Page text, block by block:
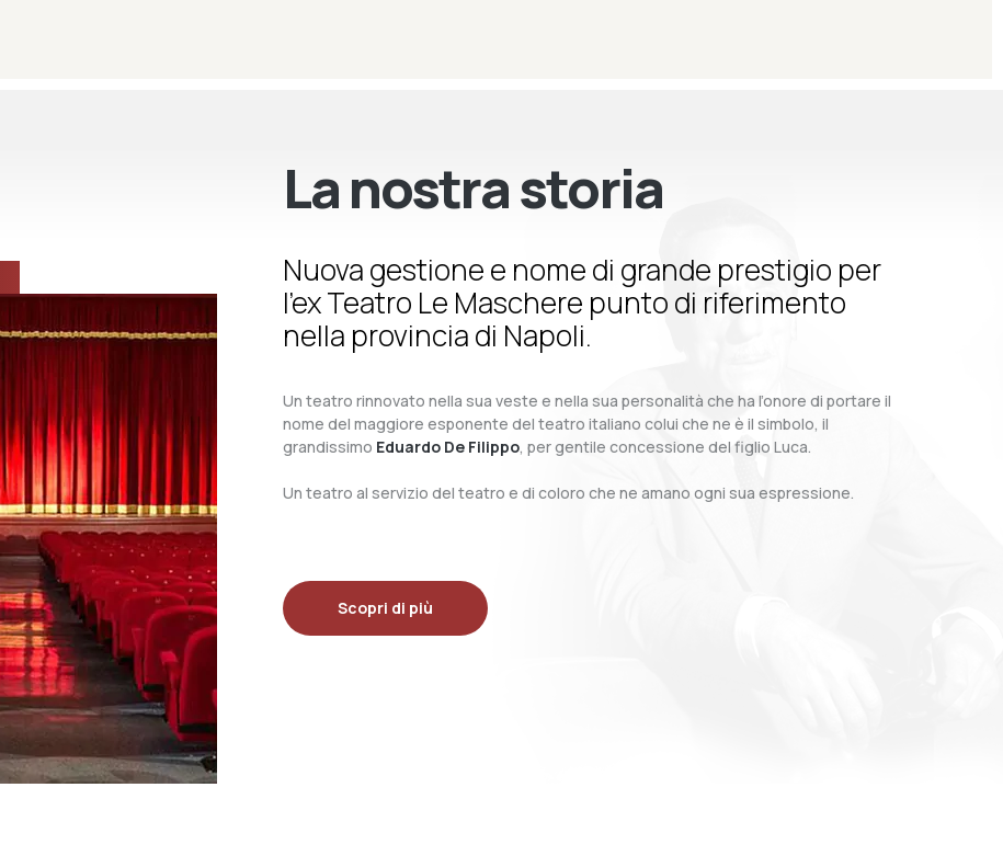
La nostra storia
Nuova gestione e nome di grande prestigio per
l’ex Teatro Le Maschere punto di riferimento
nella provincia di Napoli.
Un teatro rinnovato nella sua veste e nella sua personalità che ha l’onore di portare il
nome del maggiore esponente del teatro italiano colui che ne è il simbolo, il
grandissimo Eduardo De Filippo, per gentile concessione del figlio Luca.
Un teatro al servizio del teatro e di coloro che ne amano ogni sua espressione.
Scopri di più